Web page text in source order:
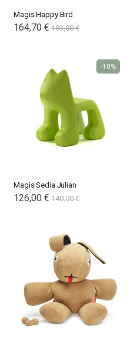
Magis Happy Bird
164,70 € 183,00 €
Magis Sedia Julian
126,00 € 140,00 €
-10%